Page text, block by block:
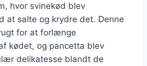
hvor svinekød blev
at salte og krydre det. Denne
for at forlænge
kødet, og pancetta blev
delikatesse blandt de